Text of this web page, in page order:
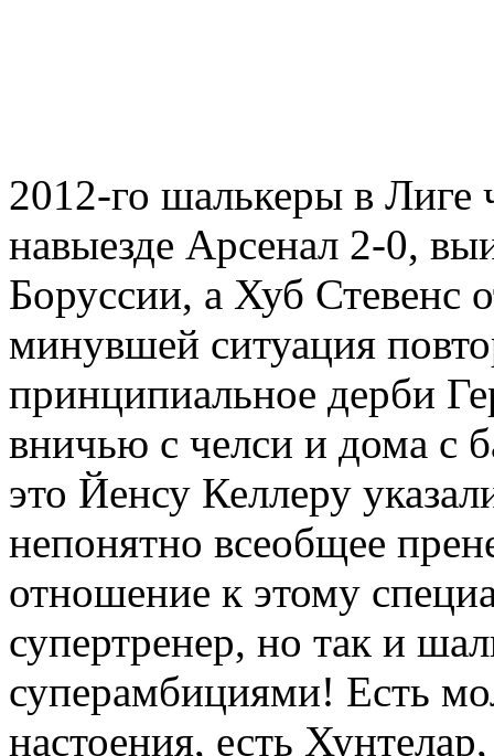
2012-го шалькеры в
навыезде Арсенал 2-0,
Боруссии, а Хуб Стевенс
минувшей ситуация
принципиальное дерби
вничью с челси и дома с
это Йенсу Келлеру
непонятно всеобщее
отношение к этому
супертренер, но так и
суперамбициями! Есть
настоения, есть